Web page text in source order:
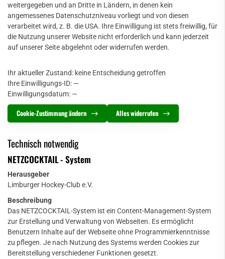
weitergegeben und an Dritte in Ländern, in denen kein
angemessenes Datenschutzniveau vorliegt und von diesen
verarbeitet wird, z. B. die USA. Ihre Einwilligung ist stets freiwillig, für
die Nutzung unserer Website nicht erforderlich und kann jederzeit
auf unserer Seite abgelehnt oder widerrufen werden.
Ihr aktueller Zustand: keine Entscheidung getroffen
Ihre Einwilligungs-ID: —
Einwilligungsdatum: —
Cookie-Zustimmung ändern Alles widerrufen
Technisch notwendig
NETZCOCKTAIL - System
Herausgeber
Limburger Hockey-Club e.V.
Beschreibung
Das NETZCOCKTAIL-System ist ein Content-Management-System
zur Erstellung und Verwaltung von Webseiten. Es ermöglicht
Benutzern Inhalte auf der Webseite ohne Programmierkenntnisse
zu pflegen. Je nach Nutzung des Systems werden Cookies zur
Bereitstellung verschiedener Funktionen gesetzt.